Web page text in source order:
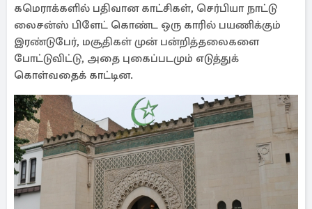
கமெராக்களில் பதிவான காட்சிகள், செர்பியா நாட்டு
லைசன்ஸ் பிளேட் கொண்ட ஒரு காரில் பயணிக்கும்
இரண்டுபேர், மசூதிகள் முன் பன்றித்தலைகளை
போட்டுவிட்டு, அதை புகைப்படமும் எடுத்துக்
கொள்வதைக் காட்டின.